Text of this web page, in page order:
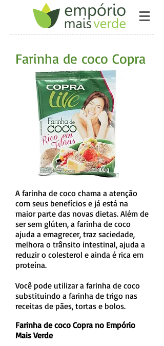
Farinha de coco Copra
A farinha de coco chama a atenção
com seus benefícios e já está na
maior parte das novas dietas. Além de
ser sem glúten, a farinha de coco
ajuda a emagrecer, traz saciedade,
melhora o trânsito intestinal, ajuda a
reduzir o colesterol e ainda é rica em
proteína.
Você pode utilizar a farinha de coco
substituindo a farinha de trigo nas
receitas de pães, tortas e bolos.
Farinha de coco Copra no Empório
Mais Verde